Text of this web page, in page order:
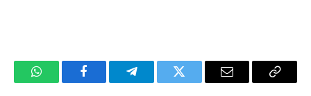
WhatsAppFacebookTelegramTwitter Email
Copy